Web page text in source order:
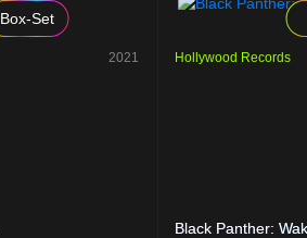
Box-Set
2021 Hollywood Records
Black Panther: